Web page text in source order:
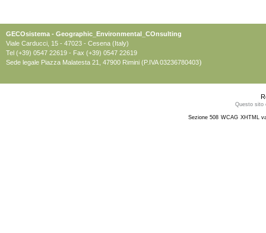
GECOsistema - Geographic_Environmental_COnsulting
Viale Carducci, 15 - 47023 - Cesena (Italy)
Tel (+39) 0547 22619 - Fax (+39) 0547 22619
Sede legale Piazza Malatesta 21, 47900 Rimini (P.IVA 03236780403)
Questo sito
Sezione 508 WCAG XHTML